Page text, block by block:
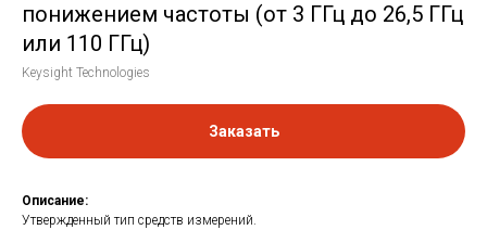
понижением частоты (от 3 ГГц до 26,5 ГГц
или 110 ГГц)
Keysight Technologies
Заказать
Описание:
Утвержденный тип средств измерений.